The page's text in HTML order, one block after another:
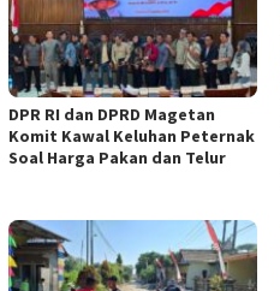
DPR RI dan DPRD Magetan
Komit Kawal Keluhan Peternak
Soal Harga Pakan dan Telur